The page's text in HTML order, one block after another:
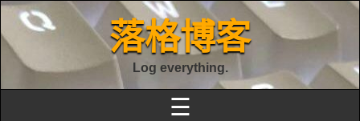
落格博客
Log everything.
☰